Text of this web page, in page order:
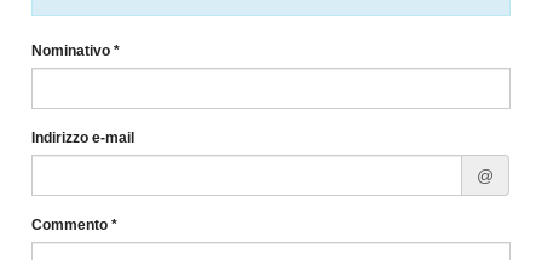
Nominativo *
Indirizzo e-mail
@
Commento *